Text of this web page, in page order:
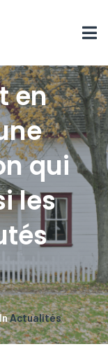
en
qui
les
InActualités